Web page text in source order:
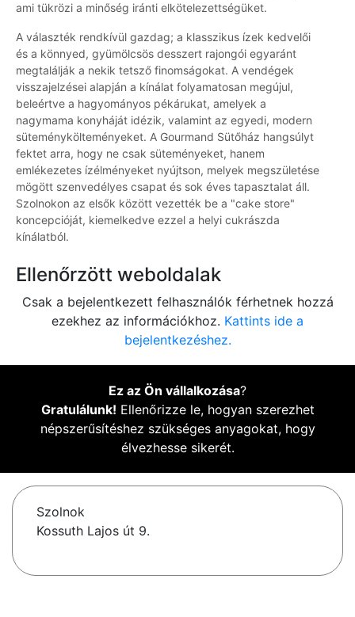
ami tükrözi a minőség iránti elkötelezettségüket.
A választék rendkívül gazdag; a klasszikus ízek kedvelői
és a könnyed, gyümölcsös desszert rajongói egyaránt
megtalálják a nekik tetsző finomságokat. A vendégek
visszajelzései alapján a kínálat folyamatosan megújul,
beleértve a hagyományos pékárukat, amelyek a
nagymama konyháját idézik, valamint az egyedi, modern
süteménykölteményeket. A Gourmand Sütőház hangsúlyt
fektet arra, hogy ne csak süteményeket, hanem
emlékezetes ízélményeket nyújtson, melyek megszületése
mögött szenvedélyes csapat és sok éves tapasztalat áll.
Szolnokon az elsők között vezették be a "cake store"
koncepcióját, kiemelkedve ezzel a helyi cukrászda
kínálatból.
Ellenőrzött weboldalak
Csak a bejelentkezett felhasználók férhetnek hozzá
ezekhez az információkhoz. Kattints ide a
bejelentkezéshez.
Ez az Ön vállalkozása?
Gratulálunk! Ellenőrizze le, hogyan szerezhet
népszerűsítéshez szükséges anyagokat, hogy
élvezhesse sikerét.
Szolnok
Kossuth Lajos út 9.